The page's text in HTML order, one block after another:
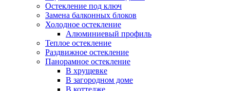
Остекление под ключ
Замена балконных блоков
Холодное остекление
Алюминиевый профиль
Теплое остекление
Раздвижное остекление
Панорамное остекление
В хрущевке
В загородном доме
В коттедже